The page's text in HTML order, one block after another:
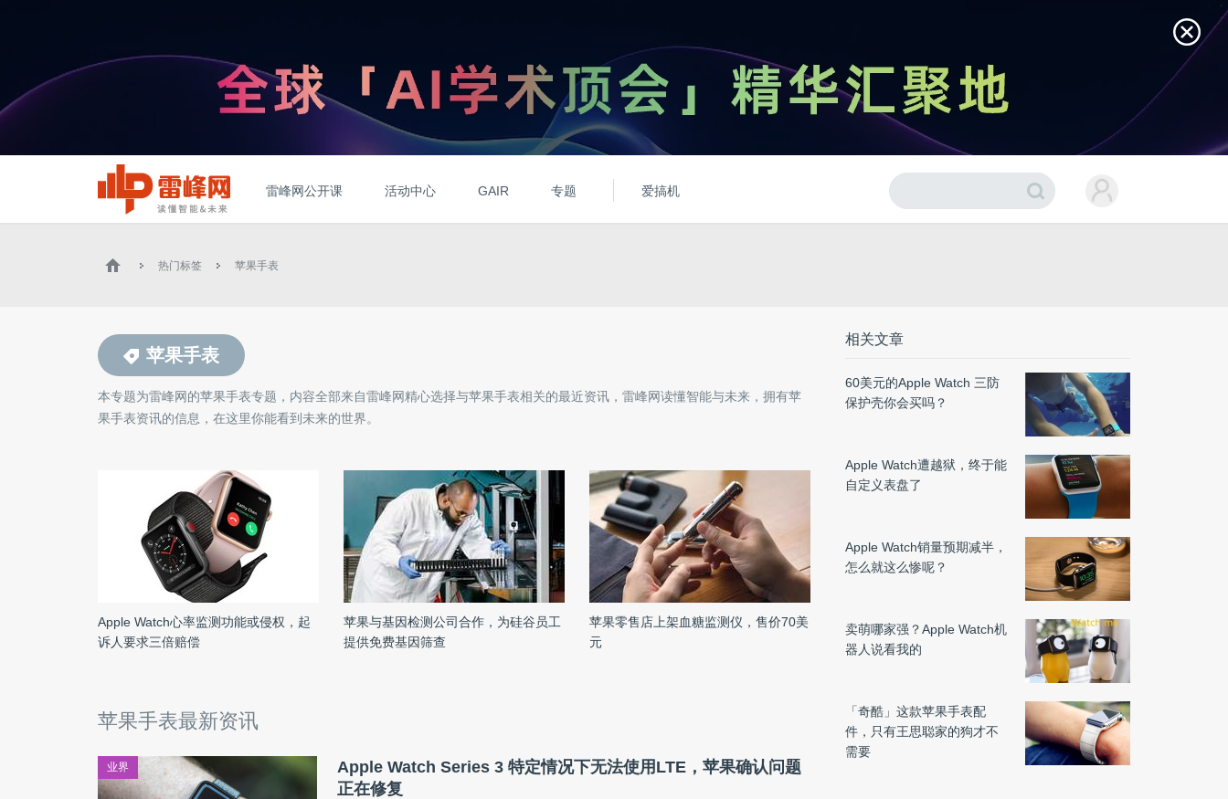
雷峰网公开课 活动中心 GAIR 专题 爱搞机
热门标签 苹果手表
苹果手表
本专题为雷峰网的苹果手表专题，内容全部来自雷峰网精心选择与苹果手表相关的最近资讯，雷峰网读懂智能与未来，拥有苹
果手表资讯的信息，在这里你能看到未来的世界。
Apple Watch心率监测功能或侵权，起
诉人要求三倍赔偿
苹果与基因检测公司合作，为硅谷员工
提供免费基因筛查
苹果零售店上架血糖监测仪，售价70美
元
苹果手表最新资讯
业界
Apple Watch Series 3 特定情况下无法使用LTE，苹果确认问题
正在修复
相关文章
60美元的Apple Watch 三防
保护壳你会买吗？
Apple Watch遭越狱，终于能
自定义表盘了
Apple Watch销量预期减半，
怎么就这么惨呢？
卖萌哪家强？Apple Watch机
器人说看我的
「奇酷」这款苹果手表配
件，只有王思聪家的狗才不
需要